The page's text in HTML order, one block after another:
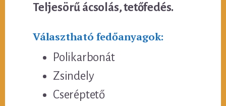
Teljesörű ácsolás, tetőfedés.
Választható fedőanyagok:
Polikarbonát
Zsindely
Cseréptető